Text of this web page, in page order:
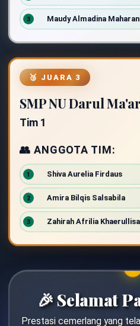
Maudy Almadina
🥉 JUARA 3
SMP NU Darul
Tim 1
👥 ANGGOTA TIM:
Shiva Aurelia Firdaus
Amira Bilqis Salsabila
Zahirah Afrilia Khaerullisa
🎉 Selamat
Prestasi cemerlang yang